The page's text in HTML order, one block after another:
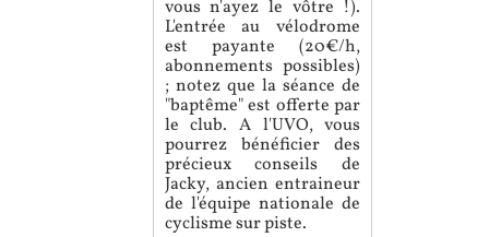
vous n'ayez le vôtre !).
L'entrée au vélodrome
est payante (20€/h,
abonnements possibles)
; notez que la séance de
"baptême" est offerte par
le club. A l'UVO, vous
pourrez bénéficier des
précieux conseils de
Jacky, ancien entraineur
de l'équipe nationale de
cyclisme sur piste.